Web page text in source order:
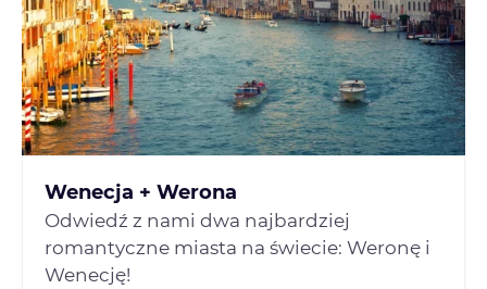
Wenecja + Werona
Odwiedź z nami dwa najbardziej
romantyczne miasta na świecie: Weronę i
Wenecję!